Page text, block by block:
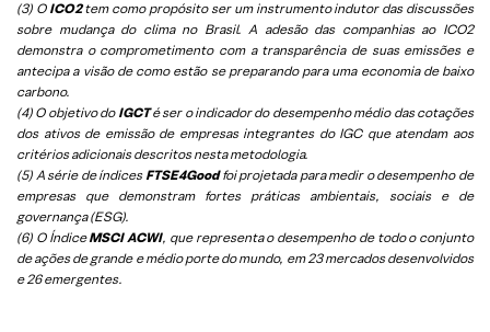
(3) O ICO2tem como propósito ser um instrumento indutor das discussões
sobre mudança do clima no Brasil. A adesão das companhias ao ICO2
demonstra o comprometimento com a transparência de suas emissões e
antecipa a visão de como estão se preparando para uma economia de baixo
carbono.
(4) O objetivo do IGCTé ser o indicador do desempenho médio das cotações
dos ativos de emissão de empresas integrantes do IGC que atendam aos
critérios adicionais descritos nesta metodologia.
(5) A série de índices FTSE4Goodfoi projetada para medir o desempenho de
empresas que demonstram fortes práticas ambientais, sociais e de
governança (ESG).
(6) O ÍndiceMSCI ACWI, que representa o desempenho de todo o conjunto
de ações de grande e médio porte do mundo, em 23 mercados desenvolvidos
e 26 emergentes.